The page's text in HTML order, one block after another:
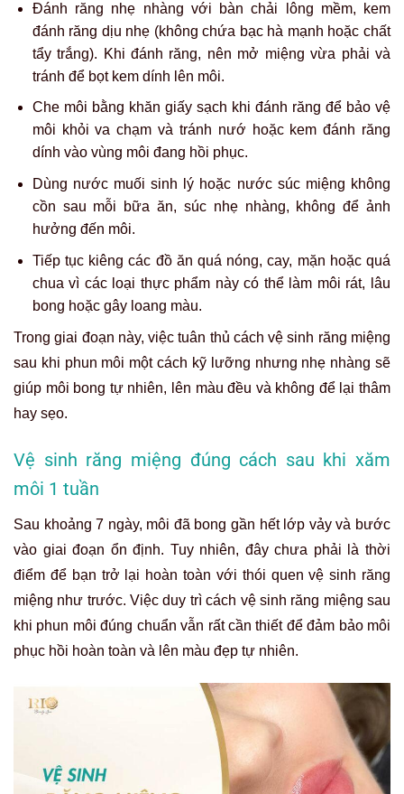
Đánh răng nhẹ nhàng với bàn chải lông mềm, kem
đánh răng dịu nhẹ (không chứa bạc hà mạnh hoặc chất
tẩy trắng). Khi đánh răng, nên mở miệng vừa phải và
tránh để bọt kem dính lên môi.
Che môi bằng khăn giấy sạch khi đánh răng để bảo vệ
môi khỏi va chạm và tránh nướ hoặc kem đánh răng
dính vào vùng môi đang hồi phục.
Dùng nước muối sinh lý hoặc nước súc miệng không
cồn sau mỗi bữa ăn, súc nhẹ nhàng, không để ảnh
hưởng đến môi.
Tiếp tục kiêng các đồ ăn quá nóng, cay, mặn hoặc quá
chua vì các loại thực phẩm này có thể làm môi rát, lâu
bong hoặc gây loang màu.
Trong giai đoạn này, việc tuân thủ cách vệ sinh răng miệng
sau khi phun môi một cách kỹ lưỡng nhưng nhẹ nhàng sẽ
giúp môi bong tự nhiên, lên màu đều và không để lại thâm
hay sẹo.
Vệ sinh răng miệng đúng cách sau khi xăm
môi 1 tuần
Sau khoảng 7 ngày, môi đã bong gần hết lớp vảy và bước
vào giai đoạn ổn định. Tuy nhiên, đây chưa phải là thời
điểm để bạn trở lại hoàn toàn với thói quen vệ sinh răng
miệng như trước. Việc duy trì cách vệ sinh răng miệng sau
khi phun môi đúng chuẩn vẫn rất cần thiết để đảm bảo môi
phục hồi hoàn toàn và lên màu đẹp tự nhiên.